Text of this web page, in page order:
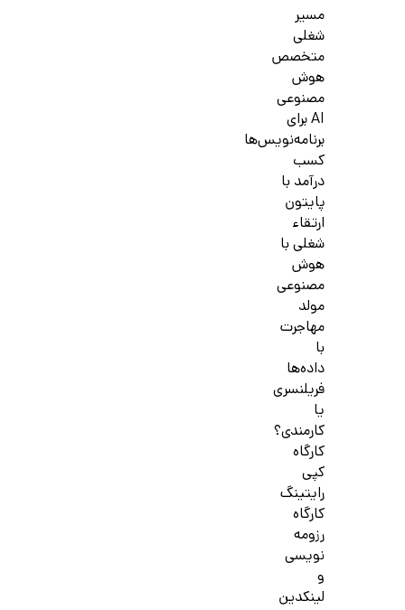
مسیر
شغلی
متخصص
هوش
مصنوعی
AI برای
برنامه‌نویس‌ها
کسب
درآمد با
پایتون
ارتقاء
شغلی با
هوش
مصنوعی
مولد
مهاجرت
با
داده‌ها
فریلنسری
یا
کارمندی؟
کارگاه
کپی
رایتینگ
کارگاه
رزومه
نویسی
و
لینکدین